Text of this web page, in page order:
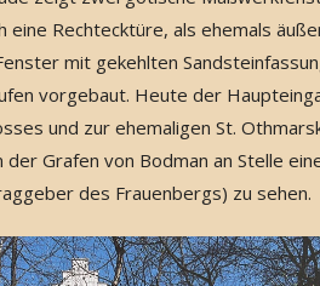
eine Rechtecktüre, als ehemals
mit gekehlten
vorgebaut. Heute der
und zur ehemaligen St.
der Grafen von Bodman an Stelle
des Frauenbergs) zu sehen.